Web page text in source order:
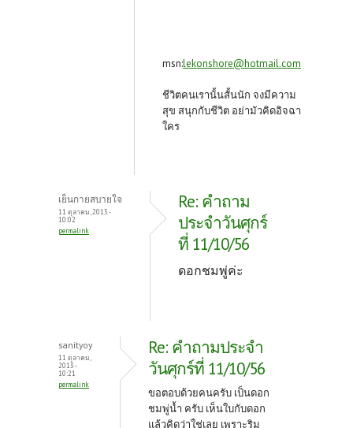
msn:lekonshore@hotmail.com
ชีวิตคนเรานั้นสั้นนัก จงมีความ
สุข สนุกกับชีวิต อย่ามัวคิดอิจฉา
ใคร
เย็นกายสบายใจ
11 ตุลาคม, 2013 -
10:02
permalink
Re: คำถาม
ประจำวันศุกร์
ที่ 11/10/56
ดอกชมพู่ค่ะ
sanityoy
11 ตุลาคม,
2013 -
10:21
permalink
Re: คำถามประจำ
วันศุกร์ที่ 11/10/56
ขอตอบด้วยคนครับ เป็นดอก
ชมพู่น้ำ ครับ เห็นใบกับดอก
แล้วคิดว่าใช่เลย เพราะริม